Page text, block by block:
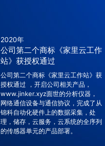
2020年
公司第二个商标《家里云工作
站》获授权通过
公司第二个商标《家里云工作站》获
授权通过 ，开启公司相关产品，
www.jinker.xyz面世的分析仪器，
网络通信设备与通信协议，完成了从
锦科自动化硬件上的数据采集，处
理，储存，云服务，云系统的全序列
的传感器单元的产品部署。